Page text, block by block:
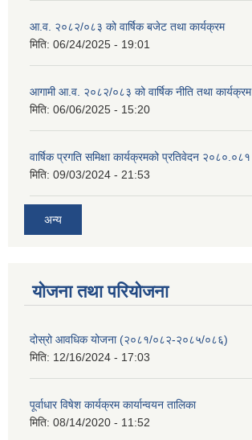
आ.व. २०८२/०८३ को वार्षिक बजेट तथा कार्यक्रम
मिति: 06/24/2025 - 19:01
आगामी आ.व. २०८२/०८३ को वार्षिक नीति तथा कार्यक्रम
मिति: 06/06/2025 - 15:20
वार्षिक प्रगति समिक्षा कार्यक्रमको प्रतिवेदन २०८०.०८१
मिति: 09/03/2024 - 21:53
अन्य
योजना तथा परियोजना
दोस्रो आवधिक योजना (२०८१/०८२-२०८५/०८६)
मिति: 12/16/2024 - 17:03
पूर्वाधार विषेश कार्यक्रम कार्यान्वयन तालिका
मिति: 08/14/2020 - 11:52